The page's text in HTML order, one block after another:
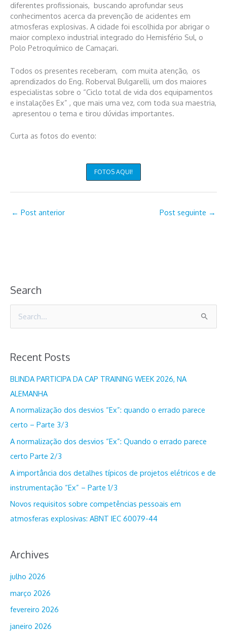
diferentes profissionais, buscando aprofundar seus
conhecimentos acerca da prevenção de acidentes em
atmosferas explosivas. A cidade foi escolhida por abrigar o
maior complexo industrial integrado do Hemisfério Sul, o
Polo Petroquímico de Camaçari.
Todos os presentes receberam, com muita atenção, os
aprendizados do Eng. Roberval Bulgarelli, um dos maiores
especialistas sobre o “Ciclo total de vida dos equipamentos
e instalações Ex” , que mais uma vez, com toda sua maestria,
apresentou o tema e tirou dúvidas importantes.
Curta as fotos do evento:
FOTOS AQUI!
← Post anterior Post seguinte →
Search
e
q
i
s
a
r
p
o
r
:
Recent Posts
BLINDA PARTICIPA DA CAP TRAINING WEEK 2026, NA
ALEMANHA
A normalização dos desvios “Ex”: quando o errado parece
certo – Parte 3/3
A normalização dos desvios “Ex”: Quando o errado parece
certo Parte 2/3
A importância dos detalhes típicos de projetos elétricos e de
instrumentação “Ex” – Parte 1/3
Novos requisitos sobre competências pessoais em
atmosferas explosivas: ABNT IEC 60079-44
Archives
julho 2026
março 2026
fevereiro 2026
janeiro 2026